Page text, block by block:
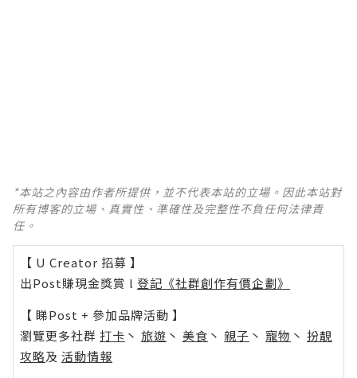
*本站之內容由作者所提供，並不代表本站的立場。因此本站對
所有博客的立場、真實性、準確性及完整性不負任何法律責
任。
【 U Creator 招募 】
出Post賺現金獎賞 l 登記《社群創作有價企劃》
【 睇Post + 參加品牌活動 】
瀏覽更多社群 打卡 丶 旅遊 丶 美食 丶 親子 丶 寵物 丶 扮靚
攻略及 活動情報